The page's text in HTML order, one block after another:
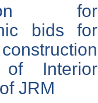
for
bids for
of Interior
JRM